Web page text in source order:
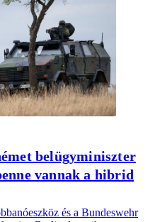
belügyminiszter
vannak a hibrid
és a Bundeswehr